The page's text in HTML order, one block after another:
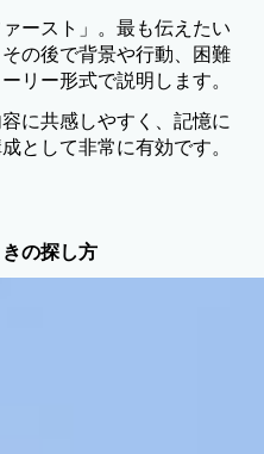
ースト」。最も伝えたい
の後で背景や行動、困難
リー形式で説明します。
に共感しやすく、記憶に
として非常に有効です。
の探し方